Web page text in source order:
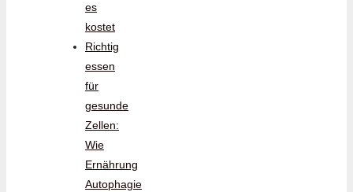
es
kostet
Richtig
essen
für
gesunde
Zellen:
Wie
Ernährung
Autophagie